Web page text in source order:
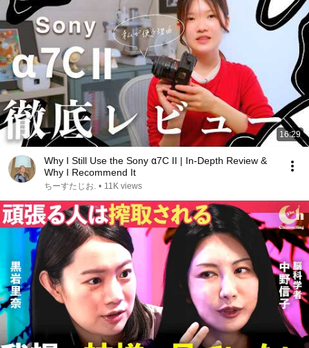
16:29
Why I Still Use the Sony α7C II | In-Depth Review &
Why I Recommend It
ちーすたじお. • 11K views